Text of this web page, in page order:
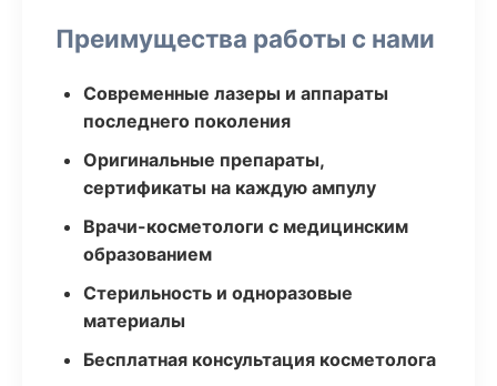
Преимущества работы с нами
Современные лазеры и аппараты
последнего поколения
Оригинальные препараты,
сертификаты на каждую ампулу
Врачи-косметологи с медицинским
образованием
Стерильность и одноразовые
материалы
Бесплатная консультация косметолога